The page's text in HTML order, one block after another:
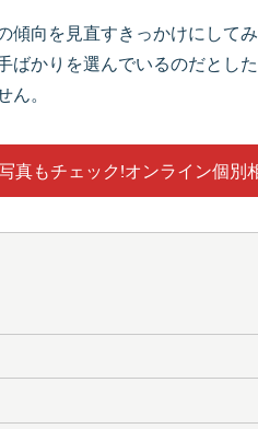
向を見直すきっかけにしてみ
ばかりを選んでいるのだと
ん。
真もチェック!オンライン個別